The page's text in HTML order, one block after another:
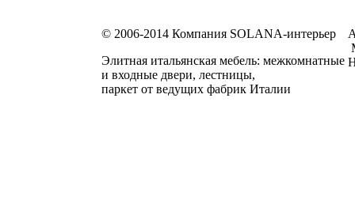
© 2006-2014 Компания SOLANA-интерьер
Элитная итальянская мебель: межкомнатные
и входные двери, лестницы,
паркет от ведущих фабрик Италии